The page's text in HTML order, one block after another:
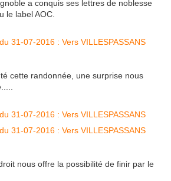
a conquis ses lettres de noblesse
le label AOC.
cette randonnée, une surprise nous
nous offre la possibilité de finir par le